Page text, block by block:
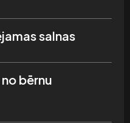
salnas
bērnu